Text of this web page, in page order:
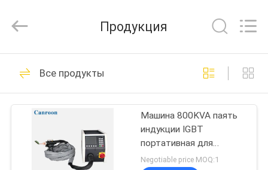
ГЛАВНАЯ
СТРАНИЦА
Appliances
Rights
Инвертор привода
частоты
44
Продукция
Все продукты
Машина 800KVA паять
индукции IGBT
портативная для
медной трубки
Negotiable price MOQ:1